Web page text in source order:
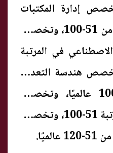
وتخصص إدارة المكتبات
والمعلومات في المرتبة من 51-100، وتخصص
في المرتبة
وتخصص هندسة التعدين
في المرتبة من 51-100 عالميًا، وتخصص
العلوم البيطرية في المرتبة 51-100، وتخصص